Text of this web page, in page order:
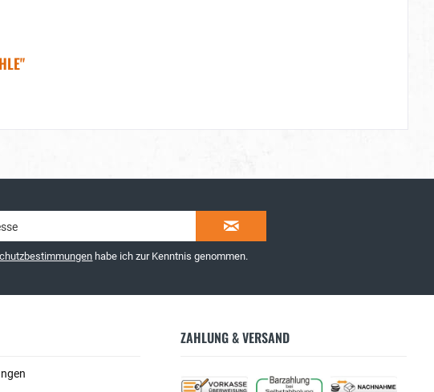
habe ich zur Kenntnis genommen.
ZAHLUNG & VERSAND